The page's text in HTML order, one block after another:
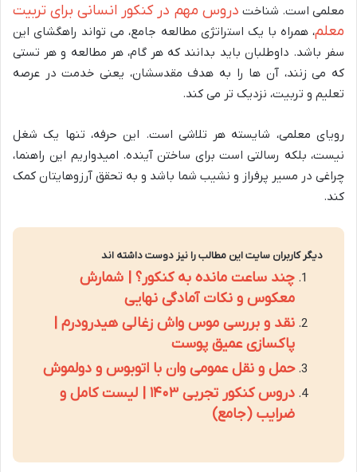
معلمی است. شناخت دروس مهم در کنکور انسانی برای تربیت
معلم، همراه با یک استراتژی مطالعه جامع، می تواند راهگشای این
سفر باشد. داوطلبان باید بدانند که هر گام، هر مطالعه و هر تستی
که می زنند، آن ها را به هدف مقدسشان، یعنی خدمت در عرصه
تعلیم و تربیت، نزدیک تر می کند.
رویای معلمی، شایسته هر تلاشی است. این حرفه، تنها یک شغل
نیست، بلکه رسالتی است برای ساختن آینده. امیدواریم این راهنما،
چراغی در مسیر پرفراز و نشیب شما باشد و به تحقق آرزوهایتان کمک
کند.
دیگر کاربران سایت این مطالب را نیز دوست داشته اند
چند ساعت مانده به کنکور؟ | شمارش
معکوس و نکات آمادگی نهایی
نقد و بررسی موس واش زغالی هیدرودرم |
پاکسازی عمیق پوست
حمل و نقل عمومی وان با اتوبوس و دولموش
دروس کنکور تجربی ۱۴۰۳ | لیست کامل و
ضرایب (جامع)